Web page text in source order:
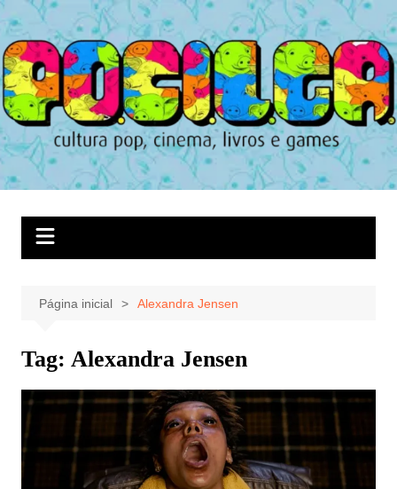
Ir
para
o
conteúdo
Página inicial Alexandra Jensen
Tag: Alexandra Jensen